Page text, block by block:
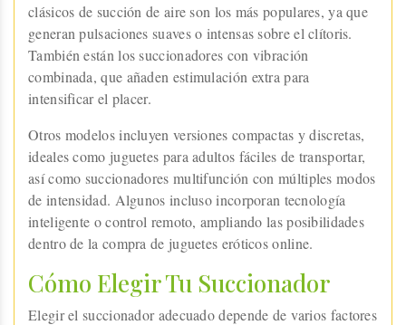
clásicos de succión de aire son los más populares, ya que
generan pulsaciones suaves o intensas sobre el clítoris.
También están los succionadores con vibración
combinada, que añaden estimulación extra para
intensificar el placer.
Otros modelos incluyen versiones compactas y discretas,
ideales como juguetes para adultos fáciles de transportar,
así como succionadores multifunción con múltiples modos
de intensidad. Algunos incluso incorporan tecnología
inteligente o control remoto, ampliando las posibilidades
dentro de la compra de juguetes eróticos online.
Cómo Elegir Tu Succionador
Elegir el succionador adecuado depende de varios factores